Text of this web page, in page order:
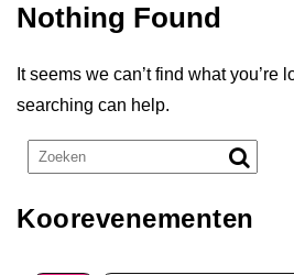
Nothing Found
It seems we can’t find what you’re
searching can help.
Koorevenementen